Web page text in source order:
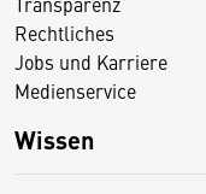
Rechtliches
Jobs und Karriere
Medienservice
Wissen